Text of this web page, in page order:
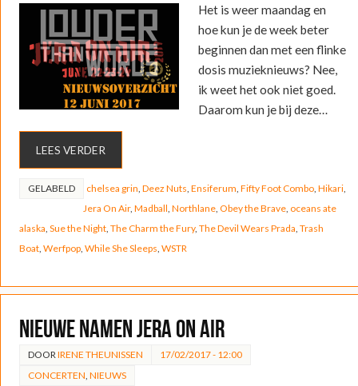
Het is weer maandag en
hoe kun je de week beter
beginnen dan met een flinke
dosis muzieknieuws? Nee,
ik weet het ook niet goed.
Daarom kun je bij deze…
LEES VERDER
GELABELD chelsea grin Deez Nuts Ensiferum Fifty Foot Combo, Hikari,
Jera On Air, Madball Northlane, Obey the Brave, oceans ate
alaska Sue the Night, The Charm the Fury, The Devil Wears Prada Trash
Boat, Werfpop, While She Sleeps WSTR
Nieuwe namen Jera On Air
DOOR IRENE THEUNISSEN
17/02/2017 - 12:00
CONCERTEN NIEUWS